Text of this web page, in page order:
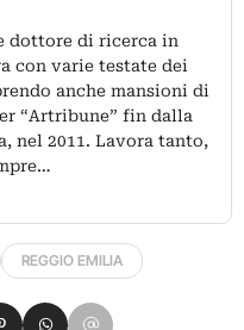
dottore di ricerca in
con varie testate dei
anche mansioni di
“Artribune” fin dalla
nel 2011. Lavora tanto,
REGGIO EMILIA
Xsu LinkedIn
su Pinterest
Condividi su WhatsApp
Condividi su Email